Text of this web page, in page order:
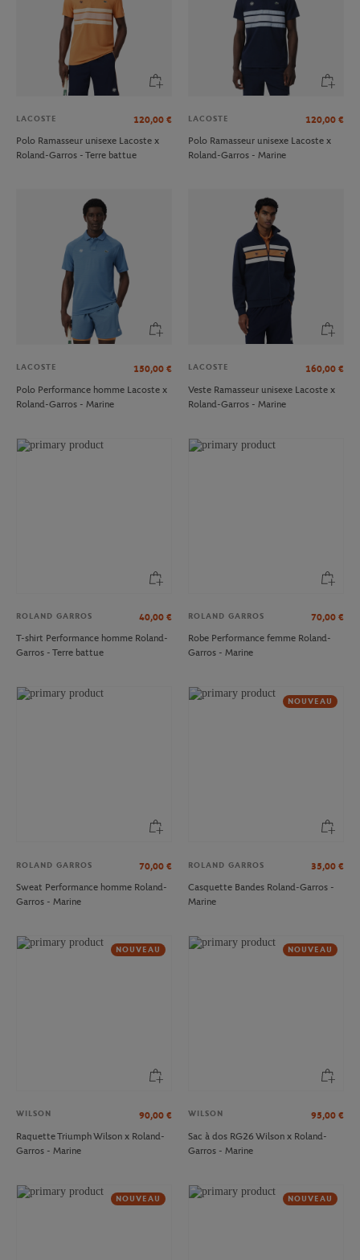
LACOSTE 120,00 €
Polo Ramasseur unisexe Lacoste x
Roland-Garros - Terre battue
LACOSTE 120,00 €
Polo Ramasseur unisexe Lacoste x
Roland-Garros - Marine
LACOSTE 150,00 €
Polo Performance homme Lacoste x
Roland-Garros - Marine
LACOSTE 160,00 €
Veste Ramasseur unisexe Lacoste x
Roland-Garros - Marine
ROLAND GARROS 40,00 €
T-shirt Performance homme Roland-
Garros - Terre battue
ROLAND GARROS 70,00 €
Robe Performance femme Roland-
Garros - Marine
ROLAND GARROS 70,00 €
Sweat Performance homme Roland-
Garros - Marine
NOUVEAU
ROLAND GARROS 35,00 €
Casquette Bandes Roland-Garros -
Marine
NOUVEAU
WILSON 90,00 €
Raquette Triumph Wilson x Roland-
Garros - Marine
NOUVEAU
WILSON 95,00 €
Sac à dos RG26 Wilson x Roland-
Garros - Marine
NOUVEAU NOUVEAU